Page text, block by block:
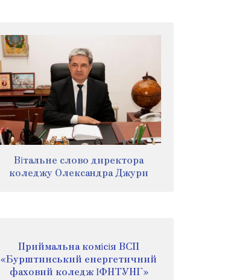
Вітальне слово директора
коледжу Олександра Джури
Приймальна комісія ВСП
«Бурштинський енергетичний
фаховий коледж ІФНТУНГ»